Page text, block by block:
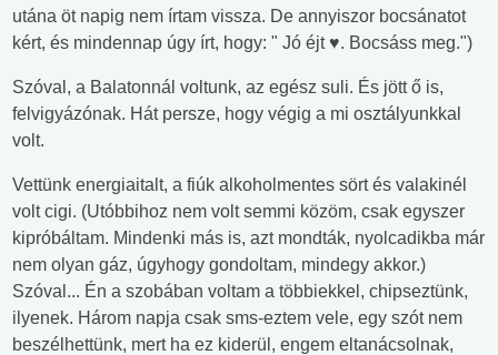
utána öt napig nem írtam vissza. De annyiszor bocsánatot
kért, és mindennap úgy írt, hogy: " Jó éjt ♥. Bocsáss meg.")
Szóval, a Balatonnál voltunk, az egész suli. És jött ő is,
felvigyázónak. Hát persze, hogy végig a mi osztályunkkal
volt.
Vettünk energiaitalt, a fiúk alkoholmentes sört és valakinél
volt cigi. (Utóbbihoz nem volt semmi közöm, csak egyszer
kipróbáltam. Mindenki más is, azt mondták, nyolcadikba már
nem olyan gáz, úgyhogy gondoltam, mindegy akkor.)
Szóval... Én a szobában voltam a többiekkel, chipseztünk,
ilyenek. Három napja csak sms-eztem vele, egy szót nem
beszélhettünk, mert ha ez kiderül, engem eltanácsolnak,